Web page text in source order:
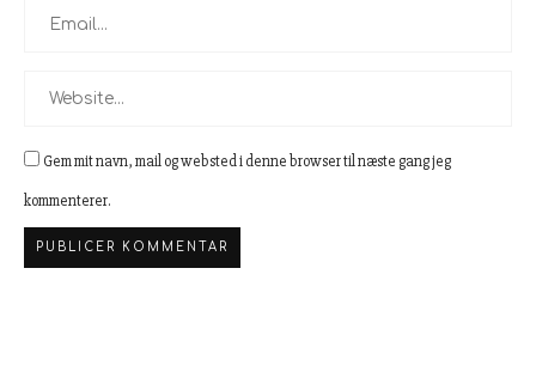
Gem mit navn, mail og websted i denne browser til næste gang jeg
kommenterer.